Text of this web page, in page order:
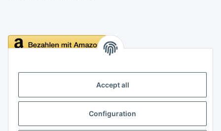
Accept all
Configuration